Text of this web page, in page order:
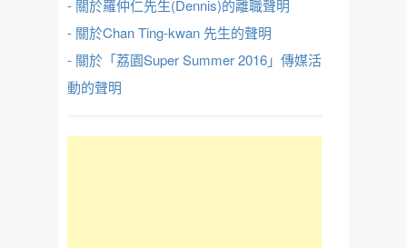
- 關於羅仲仁先生(Dennis)的離職聲明
- 關於Chan Ting-kwan 先生的聲明
- 關於「荔園Super Summer 2016」傳媒活
動的聲明